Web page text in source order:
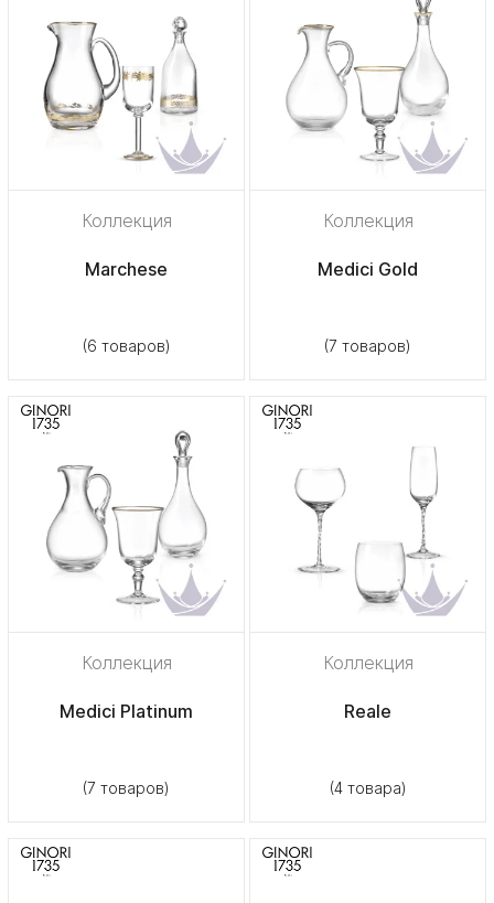
Коллекция
Marchese
(6 товаров)
Коллекция
Medici Gold
(7 товаров)
Коллекция
Medici Platinum
(7 товаров)
Коллекция
Reale
(4 товара)